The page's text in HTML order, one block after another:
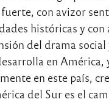
con avizor
históricas y con
del drama
en América,
en este país,
del Sur es el